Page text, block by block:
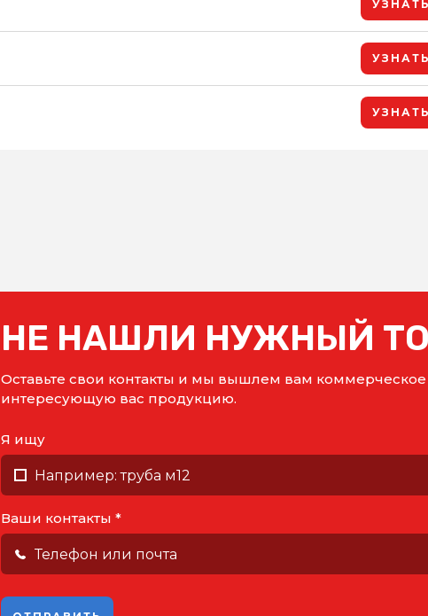
НЕ НАШЛИ НУЖНЫЙ
Оставьте свои контакты и мы вышлем вам
интересующую вас продукцию.
Я ищу
Ваши контакты *